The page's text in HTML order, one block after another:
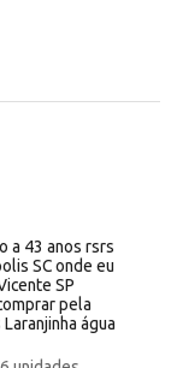
a 43 anos rsrs
SC onde eu
SP
pela
água